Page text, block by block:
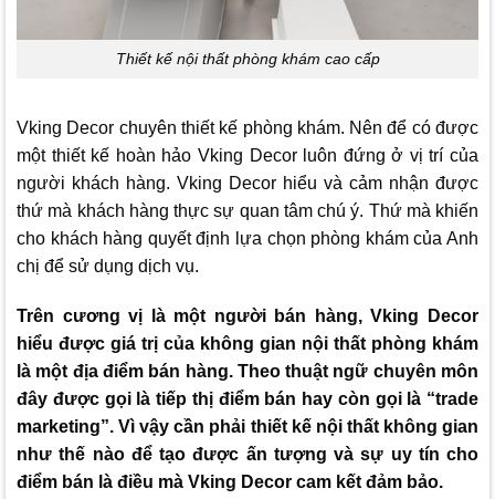
Thiết kế nội thất phòng khám cao cấp
Vking Decor chuyên thiết kế phòng khám. Nên để có được
một thiết kế hoàn hảo Vking Decorluôn đứng ở vị trí của
người khách hàng. Vking Decor hiểu và cảm nhận được
thứ mà khách hàng thực sự quan tâm chú ý. Thứ mà khiến
cho khách hàng quyết định lựa chọn phòng khám của Anh
chị để sử dụng dịch vụ.
Trên cương vị là một người bán hàng,Vking Decor
hiểu được giá trị của không gian nội thất phòng khám
là một địa điểm bán hàng. Theo thuật ngữ chuyên môn
đây được gọi là tiếp thị điểm bán hay còn gọi là “trade
marketing”. Vì vậy cần phải thiết kế nội thất không gian
như thế nào để tạo được ấn tượng và sự uy tín cho
điểm bán là điều mà Vking Decor cam kết đảm bảo.